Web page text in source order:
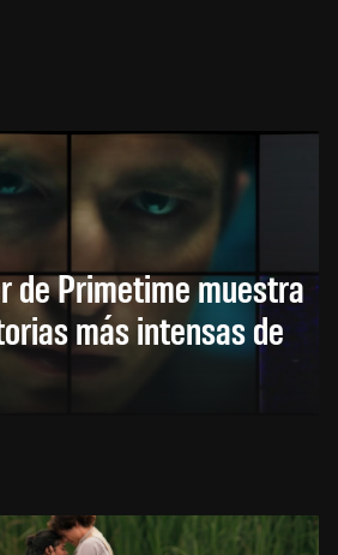
de Primetime muestra
más intensas de